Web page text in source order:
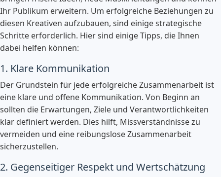
Ihr Publikum erweitern. Um erfolgreiche Beziehungen zu
diesen Kreativen aufzubauen, sind einige strategische
Schritte erforderlich. Hier sind einige Tipps, die Ihnen
dabei helfen können:
1. Klare Kommunikation
Der Grundstein für jede erfolgreiche Zusammenarbeit ist
eine klare und offene Kommunikation. Von Beginn an
sollten die Erwartungen, Ziele und Verantwortlichkeiten
klar definiert werden. Dies hilft, Missverständnisse zu
vermeiden und eine reibungslose Zusammenarbeit
sicherzustellen.
2. Gegenseitiger Respekt und Wertschätzung